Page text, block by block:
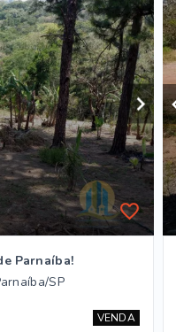
Parnaíba!
SP
VENDA